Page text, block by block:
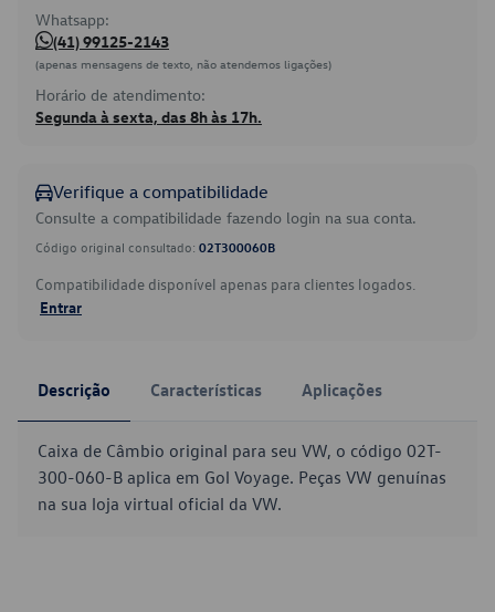
Whatsapp:
(41) 99125-2143
(apenas mensagens de texto, não atendemos ligações)
Horário de atendimento:
Segunda à sexta, das 8h às 17h.
Verifique a compatibilidade
Consulte a compatibilidade fazendo login na sua conta.
Código original consultado: 02T300060B
Compatibilidade disponível apenas para clientes logados.
Entrar
Descrição Características Aplicações
Caixa de Câmbio original para seu VW, o código 02T-
300-060-B aplica em Gol Voyage. Peças VW genuínas
na sua loja virtual oficial da VW.